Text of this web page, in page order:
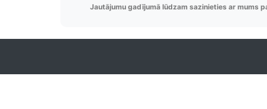
Jautājumu gadījumā lūdzam sazinieties ar mums